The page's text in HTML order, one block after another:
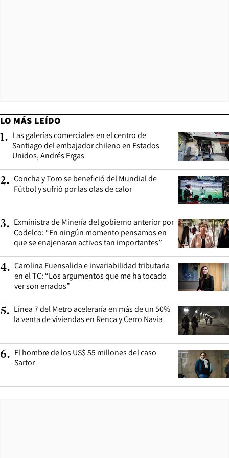
LO MÁS LEÍDO
1. Las galerías comerciales en el centro de
Santiago del embajador chileno en Estados
Unidos, Andrés Ergas
2. Concha y Toro se benefició del Mundial de
Fútbol y sufrió por las olas de calor
3. Exministra de Minería del gobierno anterior por
Codelco: “En ningún momento pensamos en
que se enajenaran activos tan importantes”
4. Carolina Fuensalida e invariabilidad tributaria
en el TC: “Los argumentos que me ha tocado
ver son errados”
5. Línea 7 del Metro aceleraría en más de un 50%
la venta de viviendas en Renca y Cerro Navia
6. El hombre de los US$ 55 millones del caso
Sartor